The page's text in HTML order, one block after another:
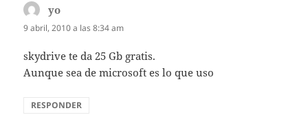
yo
9 abril, 2010 a las 8:34 am
skydrive te da 25 Gb gratis.
Aunque sea de microsoft es lo que uso
RESPONDER